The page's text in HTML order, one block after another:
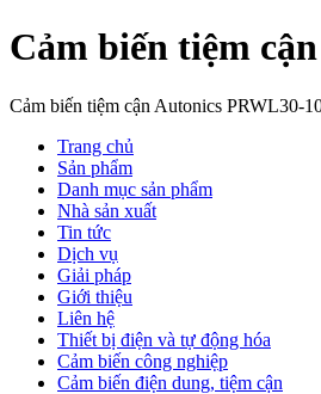
Cảm biến tiệm
Cảm biến tiệm cận Autonics PRWL30-
Trang chủ
Sản phẩm
Danh mục sản phẩm
Nhà sản xuất
Tin tức
Dịch vụ
Giải pháp
Giới thiệu
Liên hệ
Thiết bị điện và tự động hóa
Cảm biến công nghiệp
Cảm biến điện dung, tiệm cận